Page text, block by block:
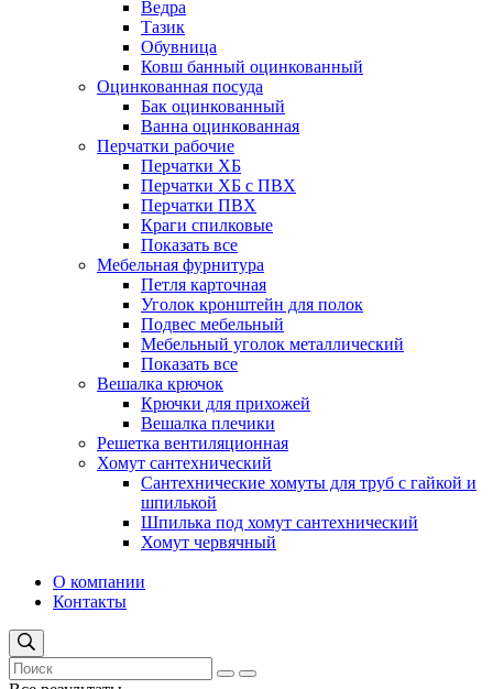
Ведра
Тазик
Обувница
Ковш банный оцинкованный
Оцинкованная посуда
Бак оцинкованный
Ванна оцинкованная
Перчатки рабочие
Перчатки ХБ
Перчатки ХБ с ПВХ
Перчатки ПВХ
Краги спилковые
Показать все
Мебельная фурнитура
Петля карточная
Уголок кронштейн для полок
Подвес мебельный
Мебельный уголок металлический
Показать все
Вешалка крючок
Крючки для прихожей
Вешалка плечики
Решетка вентиляционная
Хомут сантехнический
Сантехнические хомуты для труб с гайкой и
шпилькой
Шпилька под хомут сантехнический
Хомут червячный
О компании
Контакты